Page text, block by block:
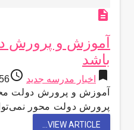
description
آموزش و پرورش
باشد
bookmark اخبار مدرسه جدید access_time
ago
آموزش و پرورش دولت
پرورش دولت محور
VIEW ARTICLE...